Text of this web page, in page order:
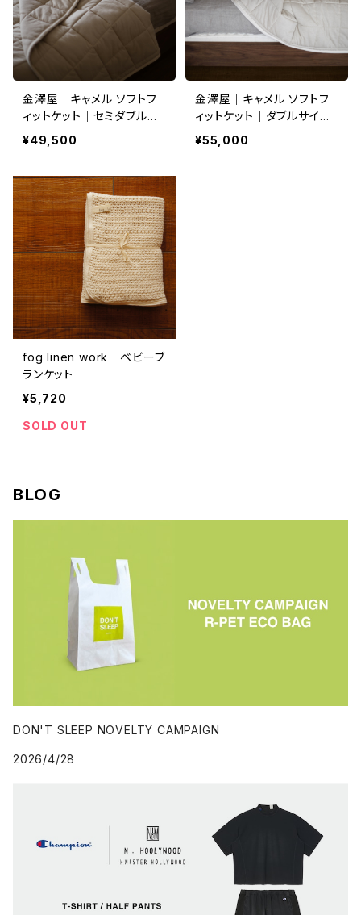
金澤屋｜キャメル ソフトフ
ィットケット｜セミダブルサ
イズ【受注生産3〜4週間後
発送】
¥49,500
金澤屋｜キャメル ソフトフ
ィットケット｜ダブルサイズ
【受注生産3〜4週間後発
¥55,000
fog linen work｜ベビーブ
ランケット
¥5,720
SOLD OUT
BLOG
DON'T SLEEP NOVELTY CAMPAIGN
2026/4/28